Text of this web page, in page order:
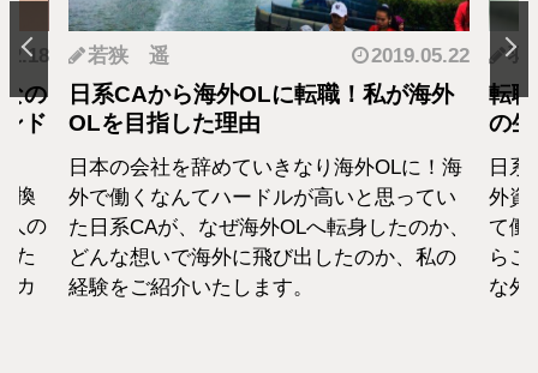
の
ド
換
人の
た
カ
若狭 遥 2019.05.22
日系CAから海外OLに転職！私が海外
OLを目指した理由
日本の会社を辞めていきなり海外OLに！海
外で働くなんてハードルが高いと思ってい
た日系CAが、なぜ海外OLへ転身したのか、
どんな想いで海外に飛び出したのか、私の
経験をご紹介いたします。
羽
転
の
日
外資
て働
らこ
な外